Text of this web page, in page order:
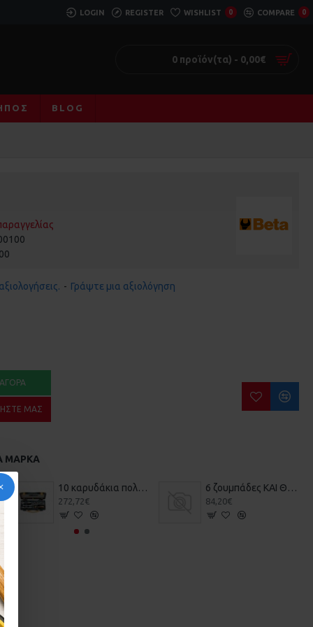
LOGIN REGISTER WISHLIST 0 COMPARE 0
0 προϊόν(τα) - 0,00€
BLOG
- Γράψτε μια αξιολόγηση
ΑΓΟΡΆ
ΜΑΣ
ΜΆΡΚΑ
1/4 BETA 009000981 10 καρυδάκια πολύγωνα και 7 βοηθητικά εξαρτήματα, για αεροναυτική συντήρηση 1/4 BETA 009000982
272,72€
6 ζουμπάδες ΚΑΙ ΘΗΚΗ 000310320 BETA
84,20€